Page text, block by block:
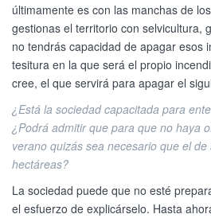
últimamente es con las manchas de
gestionas el territorio con selvicultura,
no tendrás capacidad de apagar esos
tesitura en la que será el propio
cree, el que servirá para apagar el
¿Está la sociedad capacitada para
¿Podrá admitir que para que no haya
verano quizás sea necesario que el
hectáreas?
La sociedad puede que no esté
el esfuerzo de explicárselo. Hasta